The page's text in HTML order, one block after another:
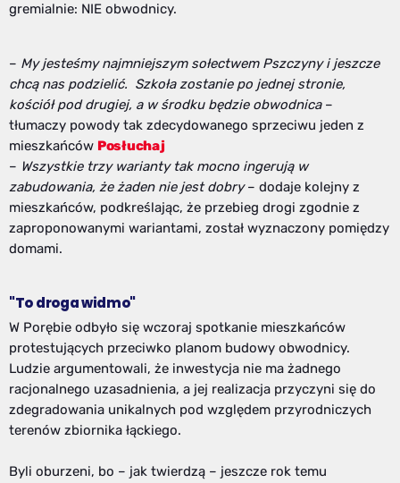
gremialnie: NIE obwodnicy.
– My jesteśmy najmniejszym sołectwem Pszczyny i jeszcze
chcą nas podzielić. Szkoła zostanie po jednej stronie,
kościół pod drugiej, a w środku będzie obwodnica –
tłumaczy powody tak zdecydowanego sprzeciwu jeden z
mieszkańców Posłuchaj
– Wszystkie trzy warianty tak mocno ingerują w
zabudowania, że żaden nie jest dobry– dodaje kolejny z
mieszkańców, podkreślając, że przebieg drogi zgodnie z
zaproponowanymi wariantami, został wyznaczony pomiędzy
domami.
"To droga widmo"
W Porębie odbyło się wczoraj spotkanie mieszkańców
protestujących przeciwko planom budowy obwodnicy.
Ludzie argumentowali, że inwestycja nie ma żadnego
racjonalnego uzasadnienia, a jej realizacja przyczyni się do
zdegradowania unikalnych pod względem przyrodniczych
terenów zbiornika łąckiego.
Byli oburzeni, bo – jak twierdzą – jeszcze rok temu